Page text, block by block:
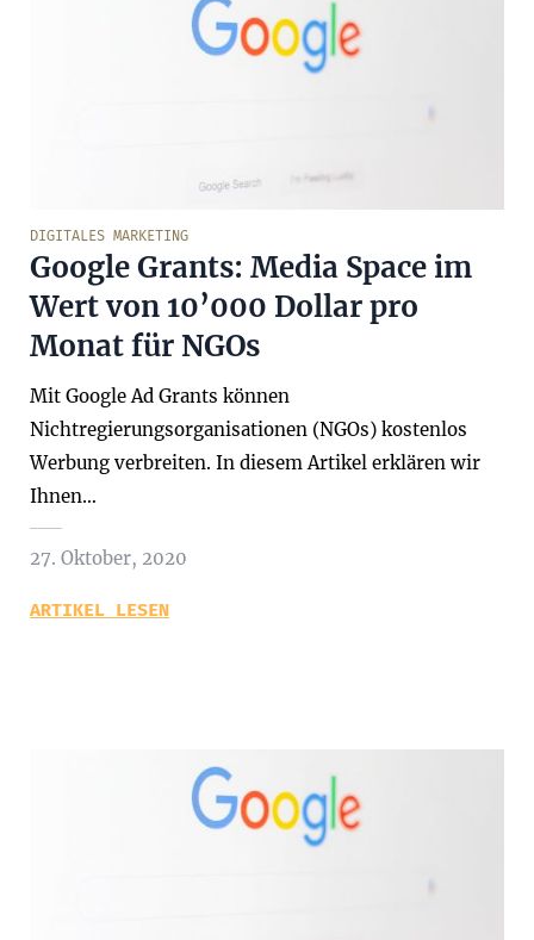
DIGITALES MARKETING
Google Grants: Media Space im
Wert von 10’000 Dollar pro
Monat für NGOs
Mit Google Ad Grants können
Nichtregierungsorganisationen (NGOs) kostenlos
Werbung verbreiten. In diesem Artikel erklären wir
Ihnen…
27. Oktober, 2020
ARTIKEL LESEN